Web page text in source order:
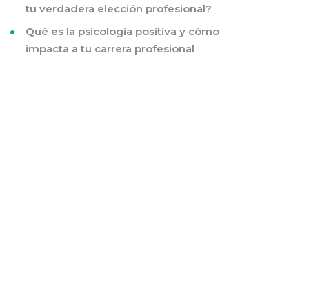
tu verdadera elección profesional?
Qué es la psicología positiva y cómo
impacta a tu carrera profesional